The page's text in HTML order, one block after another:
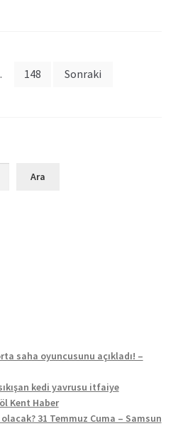
148 Sonraki
Ara
saha oyuncusunu açıkladı! –
kedi yavrusu itfaiye
Kent Haber
31 Temmuz Cuma – Samsun